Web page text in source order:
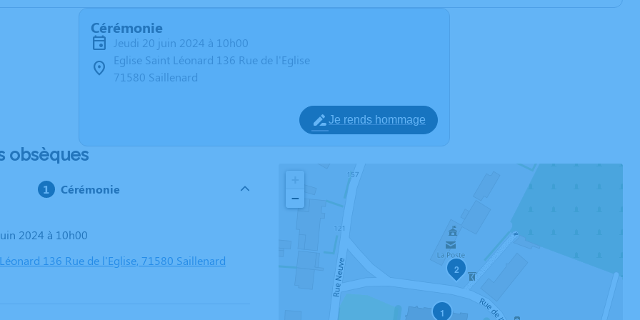
Cérémonie
jeudi 20 juin 2024 à 10h00
Eglise Saint Léonard 136 Rue de l'Eglise
71580 Saillenard
Je rends hommage
obsèques
Cérémonie
2024 à 10h00
136 Rue de l'Eglise, 71580 Saillenard
1
2
−